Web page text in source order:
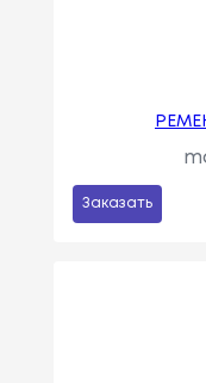
Заказать